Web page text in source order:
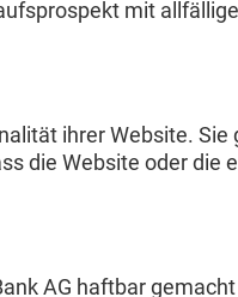
mit
ihrer Website.
die Website oder die
AG haftbar